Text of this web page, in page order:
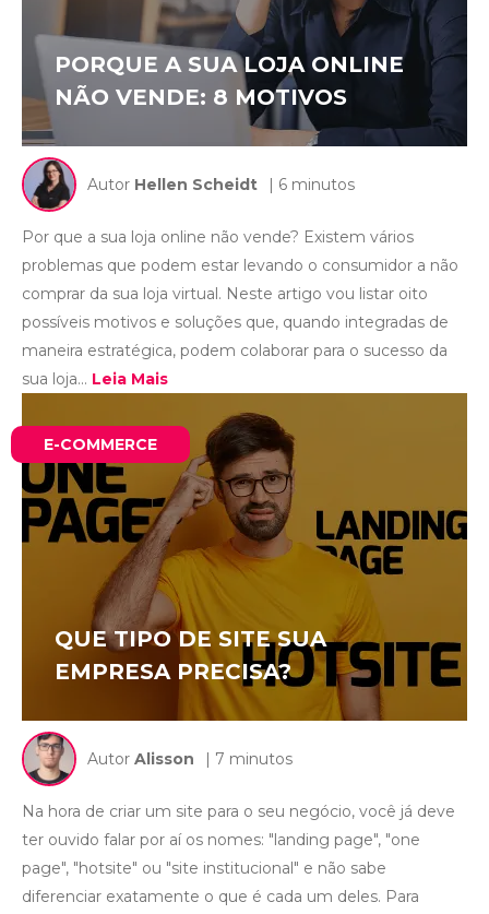
PORQUE A SUA LOJA ONLINE
NÃO VENDE: 8 MOTIVOS
Autor Hellen Scheidt | 6 minutos
Por que a sua loja online não vende? Existem vários
problemas que podem estar levando o consumidor a não
comprar da sua loja virtual. Neste artigo vou listar oito
possíveis motivos e soluções que, quando integradas de
maneira estratégica, podem colaborar para o sucesso da
sua loja... Leia Mais
E-COMMERCE
QUE TIPO DE SITE SUA
EMPRESA PRECISA?
Autor Alisson | 7 minutos
Na hora de criar um site para o seu negócio, você já deve
ter ouvido falar por aí os nomes: "landing page", "one
page", "hotsite" ou "site institucional" e não sabe
diferenciar exatamente o que é cada um deles. Para